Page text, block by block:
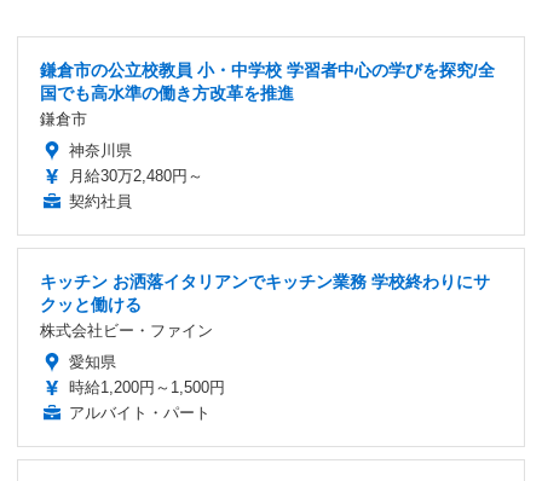
鎌倉市の公立校教員 小・中学校 学習者中心の学びを探究/全
国でも高水準の働き方改革を推進
鎌倉市
神奈川県
月給30万2,480円～
契約社員
キッチン お洒落イタリアンでキッチン業務 学校終わりにサ
クッと働ける
株式会社ビー・ファイン
愛知県
時給1,200円～1,500円
アルバイト・パート